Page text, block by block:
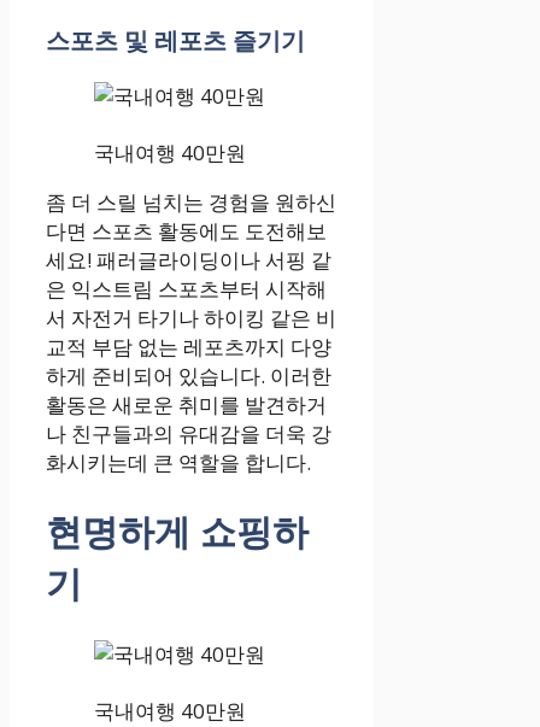
스포츠 및 레포츠 즐기기
국내여행 40만원
좀 더 스릴 넘치는 경험을 원하신
다면 스포츠 활동에도 도전해보
세요! 패러글라이딩이나 서핑 같
은 익스트림 스포츠부터 시작해
서 자전거 타기나 하이킹 같은 비
교적 부담 없는 레포츠까지 다양
하게 준비되어 있습니다. 이러한
활동은 새로운 취미를 발견하거
나 친구들과의 유대감을 더욱 강
화시키는데 큰 역할을 합니다.
현명하게 쇼핑하
기
국내여행 40만원